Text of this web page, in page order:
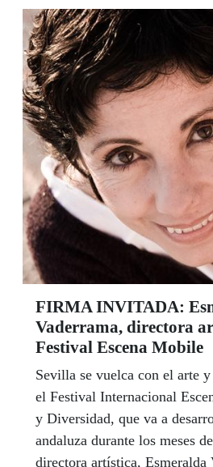
tres centros educativos pasan
nacional en representación
FIRMA INVITADA:
Vaderrama, directora
Festival Escena Mobile
Sevilla se vuelca con el arte
el Festival Internacional
y Diversidad, que va a
andaluza durante los meses
directora artística, Esmeralda